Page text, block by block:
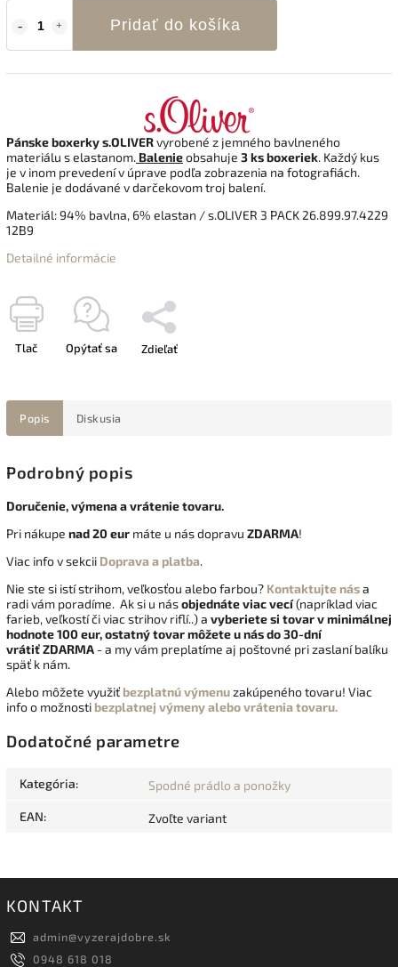
Pridať do košíka
Pánske boxerkys.OLIVERvyrobené z jemného bavlneného
materiálu s elastanom. Balenieobsahuje 3 ks boxeriek. Každý kus
je v inom prevedení v úprave podľa zobrazenia na fotografiách.
Balenie je dodávané v darčekovom troj balení.
Materiál: 94% bavlna, 6% elastan / s.OLIVER 3 PACK 26.899.97.4229
12B9
Detailné informácie
Tlač Opýtať sa Zdieľať
Popis Diskusia
Podrobný popis
Doručenie, výmena a vrátenie tovaru.
Pri nákupe nad 20 eur máte u nás dopravu ZDARMA!
Viac info v sekcii Doprava a platba.
Nie ste si istí strihom, veľkosťou alebo farbou? Kontaktujte nása
radi vám poradíme. Ak si u násobjednáte viac vecí(napríklad viac
farieb, veľkostí či viac strihov riflí..) a vyberiete si tovar v minimálnej
hodnote 100 eur, ostatný tovar môžete u nás do 30-dní
vrátiťZDARMA - a my vám preplatíme aj poštovné pri zaslaní balíku
späť k nám.
Alebo môžete využiť bezplatnú výmenuzakúpeného tovaru! Viac
info o možnosti bezplatnej výmeny alebo vrátenia tovaru.
Dodatočné parametre
Kategória: Spodné prádlo a ponožky
EAN: Zvoľte variant
KONTAKT
admin@vyzerajdobre.sk
0948 618 018